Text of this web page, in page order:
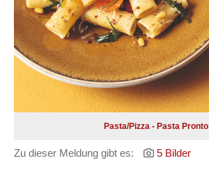
Pasta/Pizza - Pasta Pronto
Zu dieser Meldung gibt es: 5 Bilder